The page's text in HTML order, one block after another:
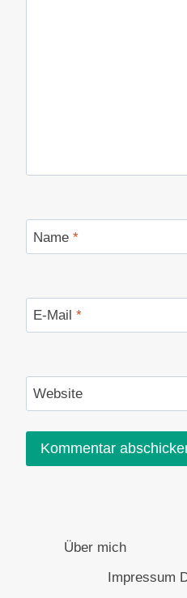
Name *
E-Mail *
Website
Über mich
Impressum